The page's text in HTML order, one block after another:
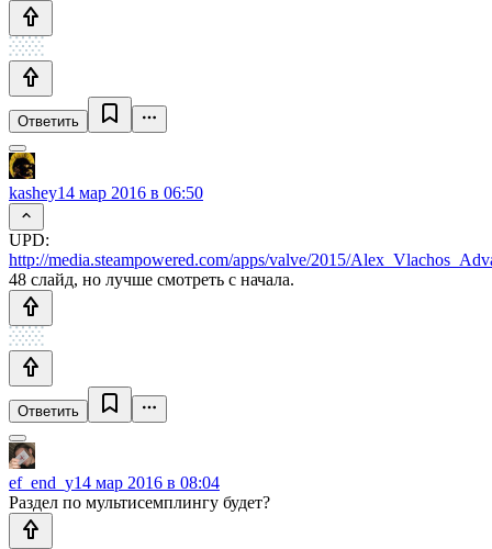
Ответить
kashey14 мар 2016 в 06:50
UPD:
http://media.steampowered.com/apps/valve/2015/
48 слайд, но лучше смотреть с начала.
Ответить
ef_end_y14 мар 2016 в 08:04
Раздел по мультисемплингу будет?